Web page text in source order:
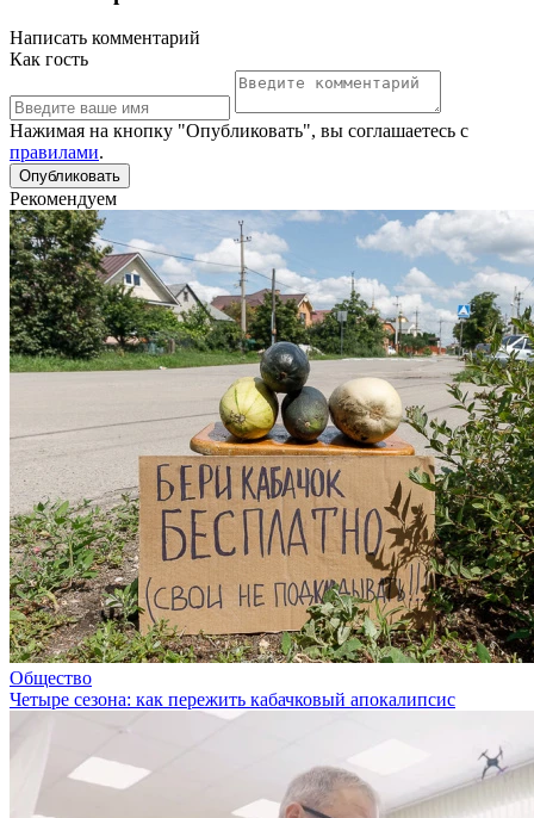
Написать комментарий
Как гость
Нажимая на кнопку "Опубликовать", вы соглашаетесь с
правилами.
Рекомендуем
Общество
Четыре сезона: как пережить кабачковый апокалипсис